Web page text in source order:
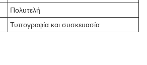
Πολυτελή
Τυπογραφία και συσκευασία